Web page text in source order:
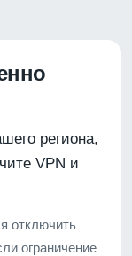
региона,
VPN и
отключить
ограничение